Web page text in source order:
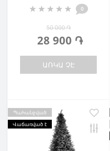
0
50 000 ֏
28 900 ֏
ԱՌԿԱ ՉԷ
Պահանջված
Վաճառված է